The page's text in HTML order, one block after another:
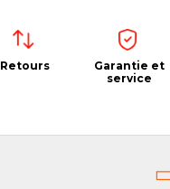
Retours
Garantie et
service